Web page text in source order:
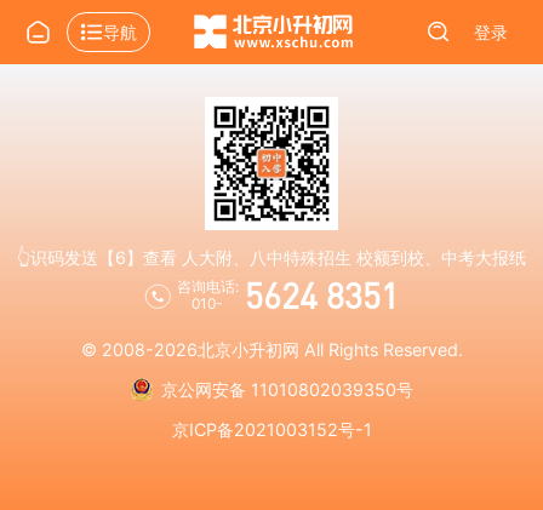
导航 登录
👆识码发送【6】查看 人大附、八中特殊招生 校额到校、中考大报纸
咨询电话:
010-
5624 8351
© 2008-2026北京小升初网 All Rights Reserved.
京公网安备 11010802039350号
京ICP备2021003152号-1